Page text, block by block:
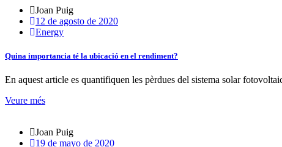
Joan Puig
12 de agosto de 2020
Energy
Quina importancia té la ubicació en el rendiment?
En aquest article es quantifiquen les pèrdues del sistema solar
Veure més
Joan Puig
19 de mayo de 2020